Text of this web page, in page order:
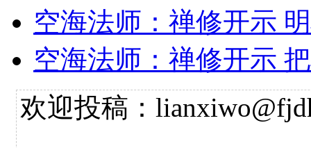
空海法师：禅修开示
空海法师：禅修开示
欢迎投稿：